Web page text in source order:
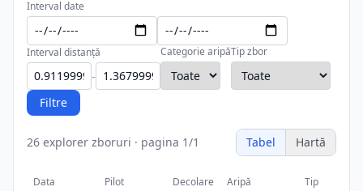
Interval date
Interval distanță
-
Categorie aripăTip zbor
Filtre
26 explorer zboruri · pagina 1/1 Tabel Hartă
Data Pilot Decolare Aripă Tip